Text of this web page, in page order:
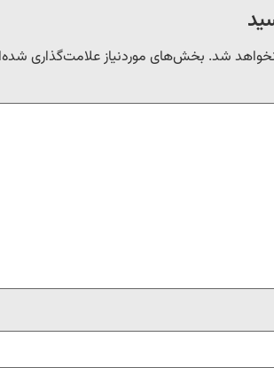
شد. بخش‌های موردنیاز علامت‌گذاری